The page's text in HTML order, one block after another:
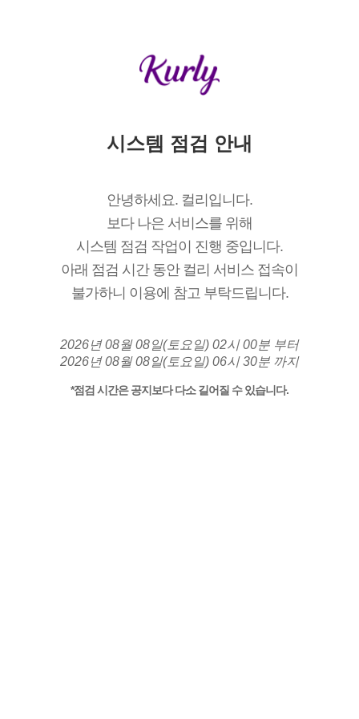
시스템 점검 안내
안녕하세요. 컬리입니다.
보다 나은 서비스를 위해
시스템 점검 작업이 진행 중입니다.
아래 점검 시간 동안 컬리 서비스 접속이
불가하니 이용에 참고 부탁드립니다.
2026년 08월 08일(토요일) 02시 00분 부터
2026년 08월 08일(토요일) 06시 30분 까지
*점검 시간은 공지보다 다소 길어질 수 있습니다.